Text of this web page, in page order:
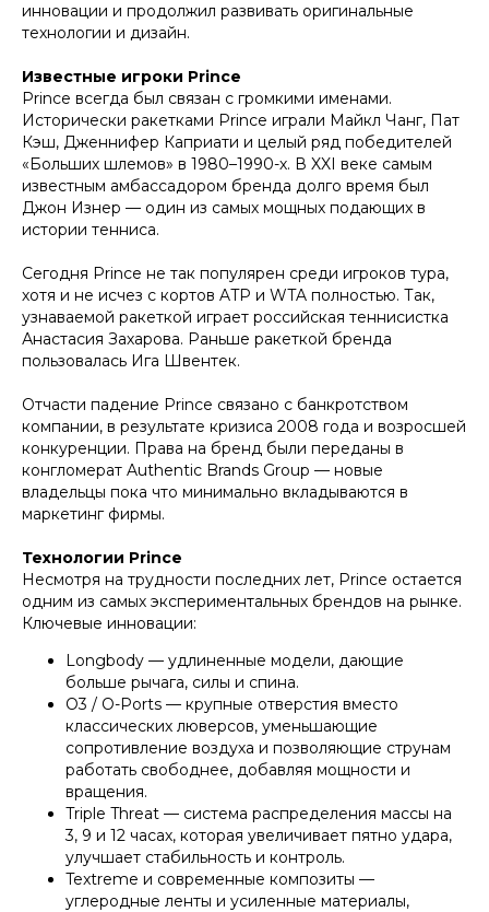
инновации и продолжил развивать оригинальные
технологии и дизайн.
Известные игроки Prince
Prince всегда был связан с громкими именами.
Исторически ракетками Prince играли Майкл Чанг, Пат
Кэш, Дженнифер Каприати и целый ряд победителей
«Больших шлемов» в 1980–1990-х. В XXI веке самым
известным амбассадором бренда долго время был
Джон Изнер — один из самых мощных подающих в
истории тенниса.
Сегодня Prince не так популярен среди игроков тура,
хотя и не исчез с кортов ATP и WTA полностью. Так,
узнаваемой ракеткой играет российская теннисистка
Анастасия Захарова. Раньше ракеткой бренда
пользовалась Ига Швентек.
Отчасти падение Prince связано с банкротством
компании, в результате кризиса 2008 года и возросшей
конкуренции. Права на бренд были переданы в
конгломерат Authentic Brands Group — новые
владельцы пока что минимально вкладываются в
маркетинг фирмы.
Технологии Prince
Несмотря на трудности последних лет, Prince остается
одним из самых экспериментальных брендов на рынке.
Ключевые инновации:
Longbody — удлиненные модели, дающие
больше рычага, силы и спина.
O3 / O-Ports — крупные отверстия вместо
классических люверсов, уменьшающие
сопротивление воздуха и позволяющие струнам
работать свободнее, добавляя мощности и
вращения.
Triple Threat — система распределения массы на
3, 9 и 12 часах, которая увеличивает пятно удара,
улучшает стабильность и контроль.
Textreme и современные композиты —
углеродные ленты и усиленные материалы,